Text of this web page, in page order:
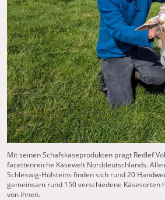
Mit seinen Schafskäseprodukten prägt Redlef
facettenreiche Käsewelt Norddeutschlands.
Schleswig-Holsteins finden sich rund 20
gemeinsam rund 150 verschiedene Käsesorten
von ihnen.